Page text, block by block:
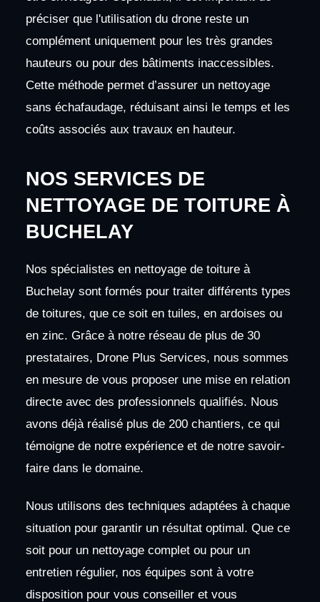
préciser que l'utilisation du drone reste un
complément uniquement pour les très grandes
hauteurs ou pour des bâtiments inaccessibles.
Cette méthode permet d’assurer un nettoyage
sans échafaudage, réduisant ainsi le temps et les
coûts associés aux travaux en hauteur.
NOS SERVICES DE
NETTOYAGE DE TOITURE À
BUCHELAY
Nos spécialistes en nettoyage de toiture à
Buchelay sont formés pour traiter différents types
de toitures, que ce soit en tuiles, en ardoises ou
en zinc. Grâce à notre réseau de plus de 30
prestataires, Drone Plus Services, nous sommes
en mesure de vous proposer une mise en relation
directe avec des professionnels qualifiés. Nous
avons déjà réalisé plus de 200 chantiers, ce qui
témoigne de notre expérience et de notre savoir-
faire dans le domaine.
Nous utilisons des techniques adaptées à chaque
situation pour garantir un résultat optimal. Que ce
soit pour un nettoyage complet ou pour un
entretien régulier, nos équipes sont à votre
disposition pour vous conseiller et vous